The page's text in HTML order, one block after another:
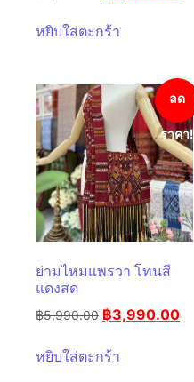
หยิบใส่ตะกร้า
ลด
ราคา!
ย่ามไหมแพรวา โทนสี
แดงสด
฿5,990.00 ฿3,990.00
หยิบใส่ตะกร้า